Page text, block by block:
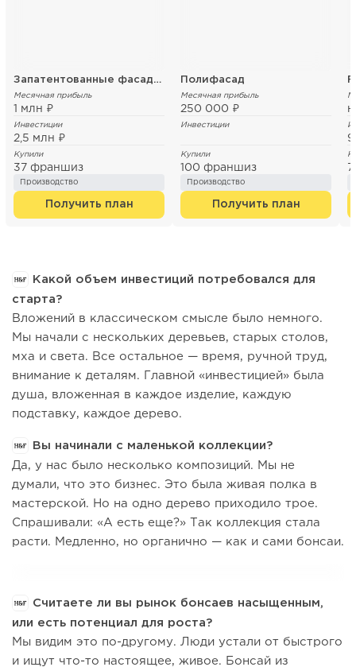
Запатентованные фасадные термопанели
Месячная прибыль
1 млн ₽
Инвестиции
2,5 млн ₽
Купили
37 франшиз
Производство
Получить план
Полифасад
Месячная прибыль
250 000 ₽
Инвестиции
Купили
100 франшиз
Производство
Получить план
Какой объем инвестиций потребовался для
старта?
Вложений в классическом смысле было немного.
Мы начали с нескольких деревьев, старых столов,
мха и света. Все остальное — время, ручной труд,
внимание к деталям. Главной «инвестицией» была
душа, вложенная в каждое изделие, каждую
подставку, каждое дерево.
Вы начинали с маленькой коллекции?
Да, у нас было несколько композиций. Мы не
думали, что это бизнес. Это была живая полка в
мастерской. Но на одно дерево приходило трое.
Спрашивали: «А есть еще?» Так коллекция стала
расти. Медленно, но органично — как и сами бонсаи.
Считаете ли вы рынок бонсаев насыщенным,
или есть потенциал для роста?
Мы видим это по-другому. Люди устали от быстрого
и ищут что-то настоящее, живое. Бонсай из